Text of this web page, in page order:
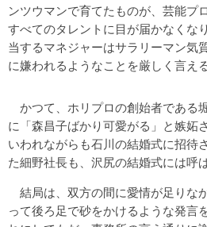
ンツウマンで育てたものが、芸能プ
すべてのタレントに目が届かなくな
当するマネジャーはサラリーマン気
に嫌われるようなことを厳しく言え
かつて、ホリプロの創始者である
に「森昌子ばかり可愛がる」と嫉妬
いわれながらも石川の結婚式に招待
た細野社長も、沢尻の結婚式には呼
結局は、双方の間に愛情が足りな
って後ろ足で砂をかけるような発言